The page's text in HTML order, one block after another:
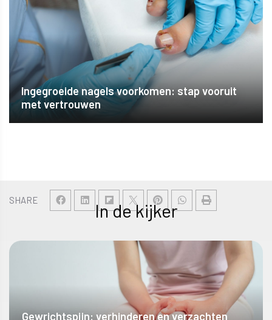
SHARE
Ingegroeide nagels voorkomen: stap vooruit
met vertrouwen
In de kijker
Gewrichtspijn: verhinderen en verzachten